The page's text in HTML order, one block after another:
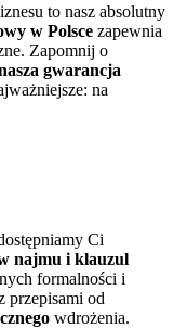
to nasz absolutny
w Polsce zapewnia
Zapomnij o
gwarancja
na
Ci
najmu i klauzul
formalności i
przepisami od
wdrożenia.